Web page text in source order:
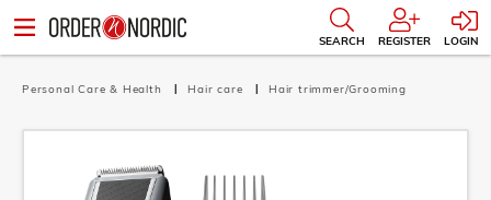
SEARCH REGISTER LOGIN
Personal Care & Health Hair care Hair trimmer/Grooming